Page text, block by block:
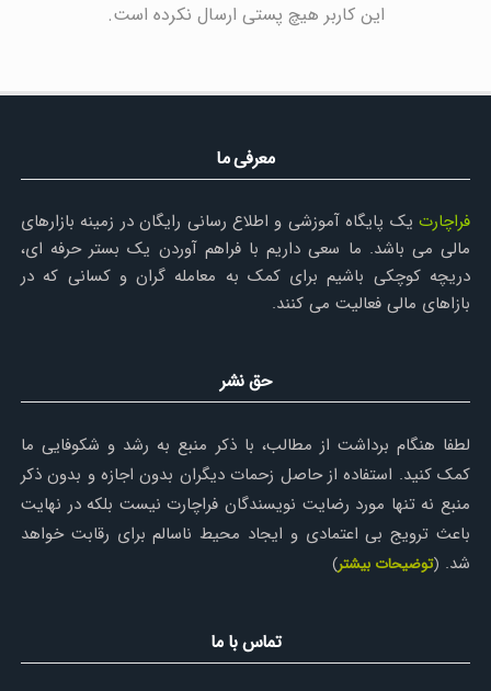
این کاربر هیچ پستی ارسال نکرده است.
معرفی ما
فراچارتیک پایگاه آموزشی و اطلاع رسانی رایگان در زمینه بازارهای
مالی می باشد. ما سعی داریم با فراهم آوردن یک بستر حرفه ای،
دریچه کوچکی باشیم برای کمک به معامله گران و کسانی که در
بازاهای مالی فعالیت می کنند.
حق نشر
لطفا هنگام برداشت از مطالب، با ذکر منبع به رشد و شکوفایی ما
کمک کنید. استفاده از حاصل زحمات دیگران بدون اجازه و بدون ذکر
منبع نه تنها مورد رضایت نویسندگان فراچارت نیست بلکه در نهایت
باعث ترویج بی اعتمادی و ایجاد محیط ناسالم برای رقابت خواهد
شد. (توضیحات بیشتر)
تماس با ما